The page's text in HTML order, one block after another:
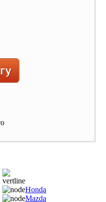
Honda
Mazda